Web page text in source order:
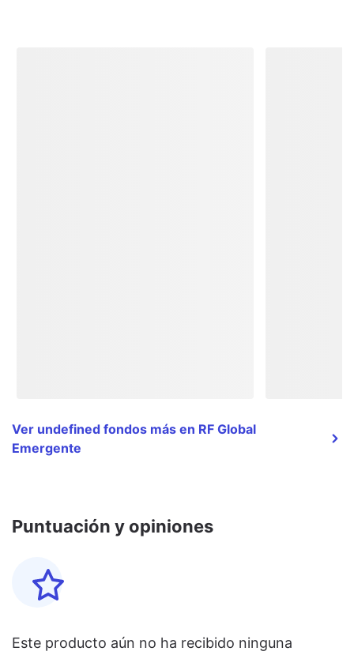
Ver undefined fondos más en RF Global
Emergente
Puntuación y opiniones
Este producto aún no ha recibido ninguna